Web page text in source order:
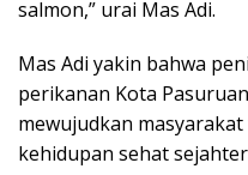
salmon,” urai Mas Adi.
Mas Adi yakin bahwa
perikanan Kota
mewujudkan
kehidupan sehat